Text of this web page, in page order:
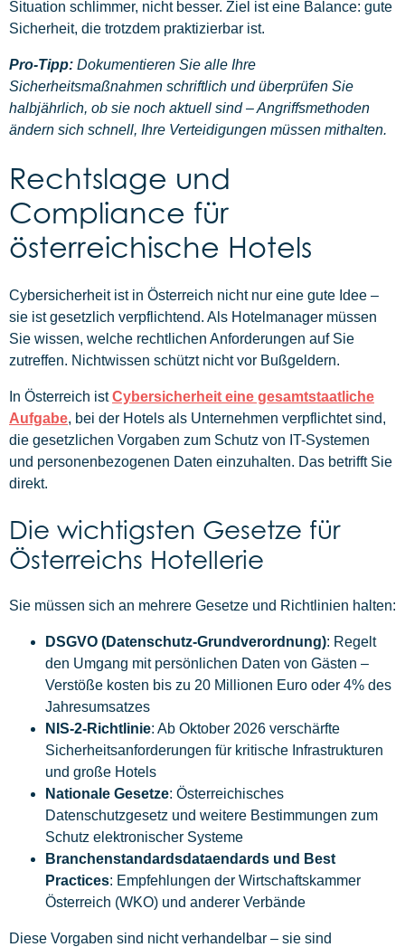
Situation schlimmer, nicht besser. Ziel ist eine Balance: gute
Sicherheit, die trotzdem praktizierbar ist.
Pro-Tipp: Dokumentieren Sie alle Ihre
Sicherheitsmaßnahmen schriftlich und überprüfen Sie
halbjährlich, ob sie noch aktuell sind – Angriffsmethoden
ändern sich schnell, Ihre Verteidigungen müssen mithalten.
Rechtslage und
Compliance für
österreichische Hotels
Cybersicherheit ist in Österreich nicht nur eine gute Idee –
sie ist gesetzlich verpflichtend. Als Hotelmanager müssen
Sie wissen, welche rechtlichen Anforderungen auf Sie
zutreffen. Nichtwissen schützt nicht vor Bußgeldern.
In Österreich istCybersicherheit eine gesamtstaatliche
Aufgabe, bei der Hotels als Unternehmen verpflichtet sind,
die gesetzlichen Vorgaben zum Schutz von IT-Systemen
und personenbezogenen Daten einzuhalten. Das betrifft Sie
direkt.
Die wichtigsten Gesetze für
Österreichs Hotellerie
Sie müssen sich an mehrere Gesetze und Richtlinien halten:
DSGVO (Datenschutz-Grundverordnung): Regelt
den Umgang mit persönlichen Daten von Gästen –
Verstöße kosten bis zu 20 Millionen Euro oder 4% des
Jahresumsatzes
NIS-2-Richtlinie: Ab Oktober 2026 verschärfte
Sicherheitsanforderungen für kritische Infrastrukturen
und große Hotels
Nationale Gesetze: Österreichisches
Datenschutzgesetz und weitere Bestimmungen zum
Schutz elektronischer Systeme
Branchenstandardsdataendards und Best
Practices: Empfehlungen der Wirtschaftskammer
Österreich (WKO) und anderer Verbände
Diese Vorgaben sind nicht verhandelbar – sie sind